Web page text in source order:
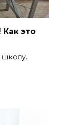
это
школу.